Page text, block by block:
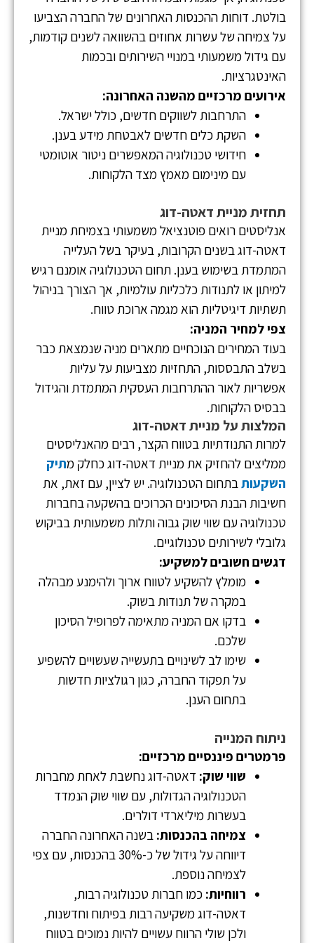
בולטת. דוחות ההכנסות האחרונים של החברה הצביעו
על צמיחה של עשרות אחוזים בהשוואה לשנים קודמות,
עם גידול משמעותי במנויי השירותים ובכמות
האינטגרציות.
אירועים מרכזיים מהשנה האחרונה:
התרחבות לשווקים חדשים, כולל ישראל.
השקת כלים חדשים לאבטחת מידע בענן.
חידושי טכנולוגיה המאפשרים ניטור אוטומטי
עם מינימום מאמץ מצד הלקוחות.
תחזית מניית דאטה-דוג
אנליסטים רואים פוטנציאל משמעותי בצמיחת מניית
דאטה-דוג בשנים הקרובות, בעיקר בשל העלייה
המתמדת בשימוש בענן. תחום הטכנולוגיה אומנם רגיש
למיתון או לתנודות כלכליות עולמיות, אך הצורך בניהול
תשתיות דיגיטליות הוא מגמה ארוכת טווח.
צפי למחיר המניה:
בעוד המחירים הנוכחיים מתארים מניה שנמצאת כבר
בשלב התבססות, התחזיות מצביעות על עליות
אפשריות לאור ההתרחבות העסקית המתמדת והגידול
בבסיס הלקוחות.
המלצות על מניית דאטה-דוג
למרות התנודתיות בטווח הקצר, רבים מהאנליסטים
ממליצים להחזיק את מניית דאטה-דוג כחלק מתיק
השקעותבתחום הטכנולוגיה. יש לציין, עם זאת, את
חשיבות הבנת הסיכונים הכרוכים בהשקעה בחברות
טכנולוגיה עם שווי שוק גבוה ותלות משמעותית בביקוש
גלובלי לשירותים טכנולוגיים.
דגשים חשובים למשקיע:
מומלץ להשקיע לטווח ארוך ולהימנע מבהלה
במקרה של תנודות בשוק.
בדקו אם המניה מתאימה לפרופיל הסיכון
שלכם.
שימו לב לשינויים בתעשייה שעשויים להשפיע
על תפקוד החברה, כגון רגולציות חדשות
בתחום הענן.
ניתוח המנייה
פרמטרים פיננסיים מרכזיים:
שווי שוק: דאטה-דוג נחשבת לאחת מחברות
הטכנולוגיה הגדולות, עם שווי שוק הנמדד
בעשרות מיליארדי דולרים.
צמיחה בהכנסות: בשנה האחרונה החברה
דיווחה על גידול של כ-30% בהכנסות, עם צפי
לצמיחה נוספת.
רווחיות: כמו חברות טכנולוגיה רבות,
דאטה-דוג משקיעה רבות בפיתוח וחדשנות,
ולכן שולי הרווח עשויים להיות נמוכים בטווח